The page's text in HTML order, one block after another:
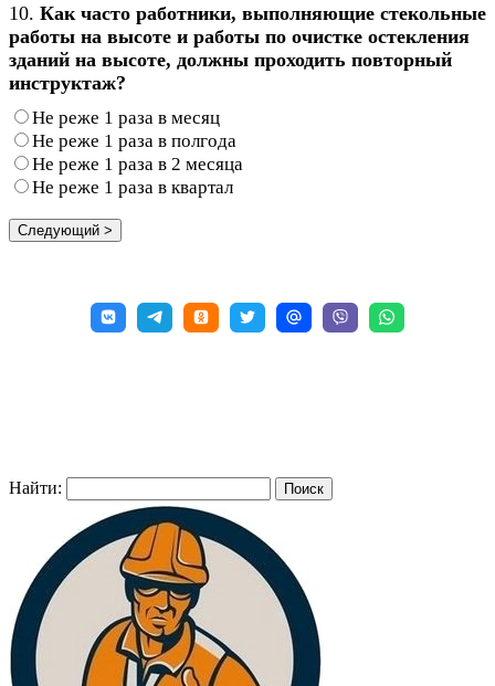
10. Как часто работники, выполняющие стекольные
работы на высоте и работы по очистке остекления
зданий на высоте, должны проходить повторный
инструктаж?
Не реже 1 раза в месяц
Не реже 1 раза в полгода
Не реже 1 раза в 2 месяца
Не реже 1 раза в квартал
Найти: